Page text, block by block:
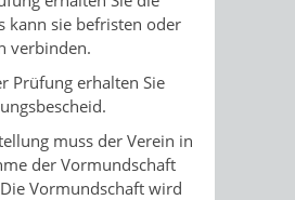
kann sie befristen oder
verbinden.
Prüfung erhalten Sie
muss der Verein in
der Vormundschaft
Vormundschaft wird